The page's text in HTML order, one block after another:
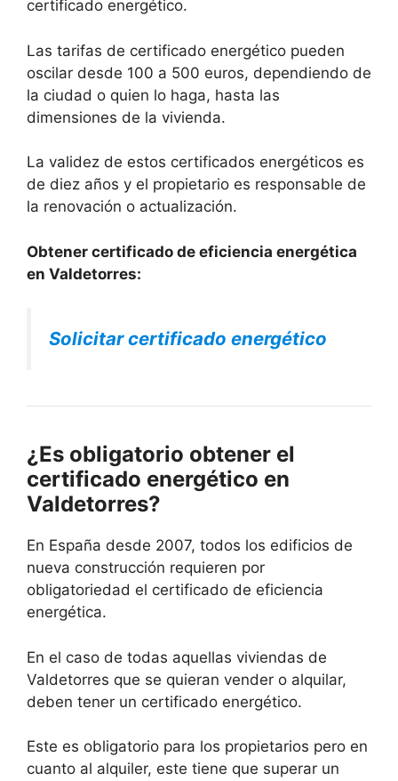
certificado energético.
Las tarifas de certificado energético pueden
oscilar desde 100 a 500 euros, dependiendo de
la ciudad o quien lo haga, hasta las
dimensiones de la vivienda.
La validez de estos certificados energéticos es
de diez años y el propietario es responsable de
la renovación o actualización.
Obtener certificado de eficiencia energética
en Valdetorres:
Solicitar certificado energético
¿Es obligatorio obtener el
certificado energético en
Valdetorres?
En España desde 2007, todos los edificios de
nueva construcción requieren por
obligatoriedad el certificado de eficiencia
energética.
En el caso de todas aquellas viviendas de
Valdetorres que se quieran vender o alquilar,
deben tener un certificado energético.
Este es obligatorio para los propietarios pero en
cuanto al alquiler, este tiene que superar un